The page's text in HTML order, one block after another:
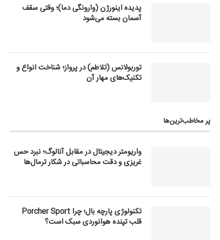
پدیده اینورژن (وارونگی دما)؛ وقتی سقف
آسمان بسته می‌شود
توربولانس (تلاطم) در پرواز؛ شناخت انواع و
تکنیک‌های مهار آن
پر مخاطب‌ترین‌ها
واریومتر دیجیتال در مقابل آنالوگ؛ نبرد حس
غریزی و دقت محاسباتی در شکار ترمال‌ها
تکنولوژی پارچه بال؛ چرا Porcher Sport
قلب تپنده هوانوردی سبک است؟